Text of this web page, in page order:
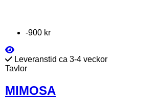
-900 kr
Leveranstid ca 3-4 veckor
Tavlor
MIMOSA